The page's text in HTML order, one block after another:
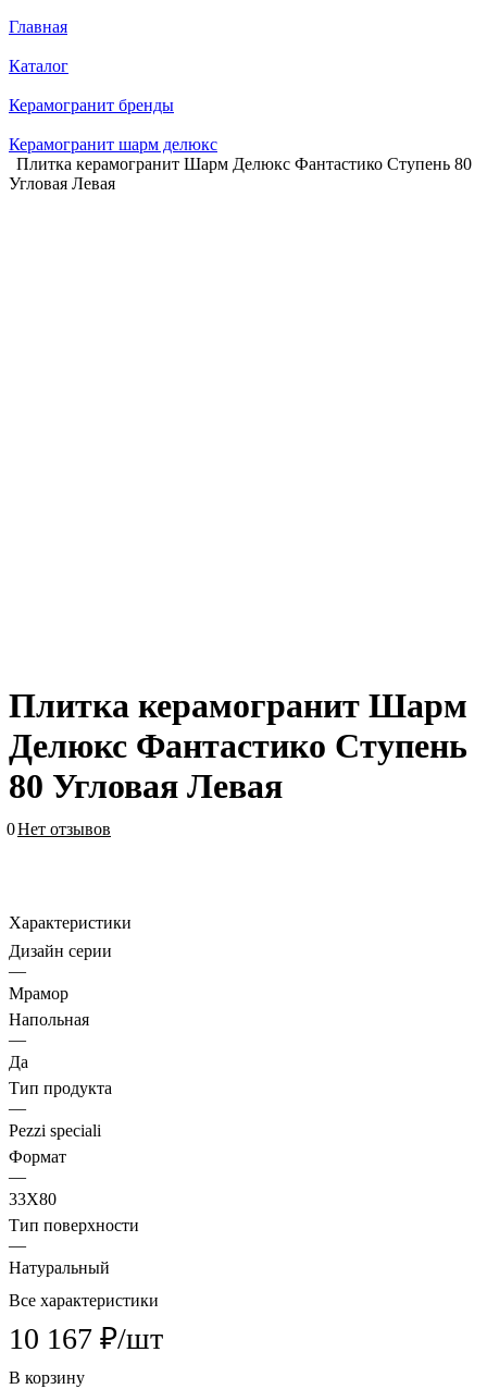
Главная
Каталог
Керамогранит бренды
Керамогранит шарм делюкс
Плитка керамогранит Шарм Делюкс Фантастико Ступень 80
Угловая Левая
Плитка керамогранит Шарм
Делюкс Фантастико Ступень
80 Угловая Левая
0Нет отзывов
Характеристики
Дизайн серии
—
Мрамор
Напольная
—
Да
Тип продукта
—
Pezzi speciali
Формат
—
33X80
Тип поверхности
—
Натуральный
Все характеристики
10 167 ₽/шт
В корзину